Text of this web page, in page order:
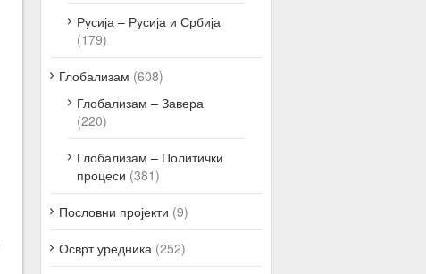
Русија – Русија и Србија
(179)
Глобализам (608)
Глобализам – Завера
(220)
Глобализам – Политички
процеси (381)
Пословни пројекти (9)
Осврт уредника (252)